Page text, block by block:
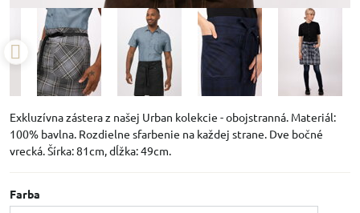
Exkluzívna zástera z našej Urban kolekcie - obojstranná. Materiál:
100% bavlna. Rozdielne sfarbenie na každej strane. Dve bočné
vrecká. Šírka: 81cm, dĺžka: 49cm.
Farba